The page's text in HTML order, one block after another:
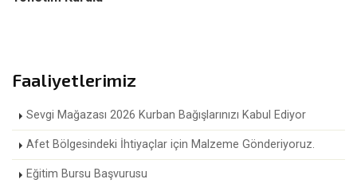
Faaliyetlerimiz
Sevgi Mağazası 2026 Kurban Bağışlarınızı Kabul Ediyor
Afet Bölgesindeki İhtiyaçlar için Malzeme Gönderiyoruz.
Eğitim Bursu Başvurusu